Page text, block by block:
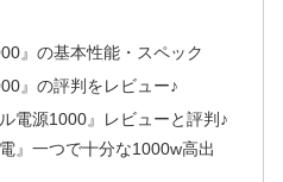
』の基本性能・スペック
』の評判をレビュー♪
電源1000』レビューと評判♪
』一つで十分な1000w高出